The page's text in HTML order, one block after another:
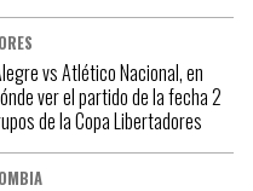
vs Atlético Nacional, en
ver el partido de la fecha 2
de la Copa Libertadores